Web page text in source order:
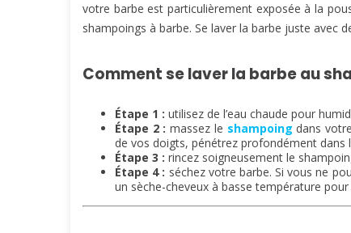
votre barbe est particulièrement exposée à la
shampoings à barbe. Se laver la barbe juste avec
Comment se laver la barbe au
Étape 1 : utilisez de l’eau chaude pour
Étape 2 : massez le shampoing dans
de vos doigts, pénétrez profondément
Étape 3 : rincez soigneusement le
Étape 4 : séchez votre barbe. Si vous ne
un sèche-cheveux à basse température